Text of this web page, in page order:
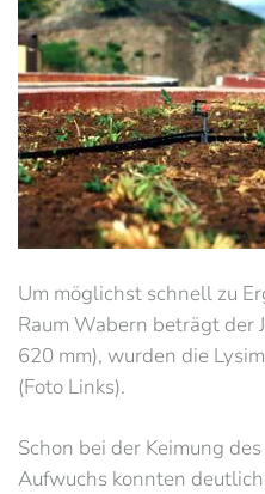
Um möglichst schnell zu
Raum Wabern beträgt der
620 mm), wurden die
(Foto Links).
Schon bei der Keimung
Aufwuchs konnten